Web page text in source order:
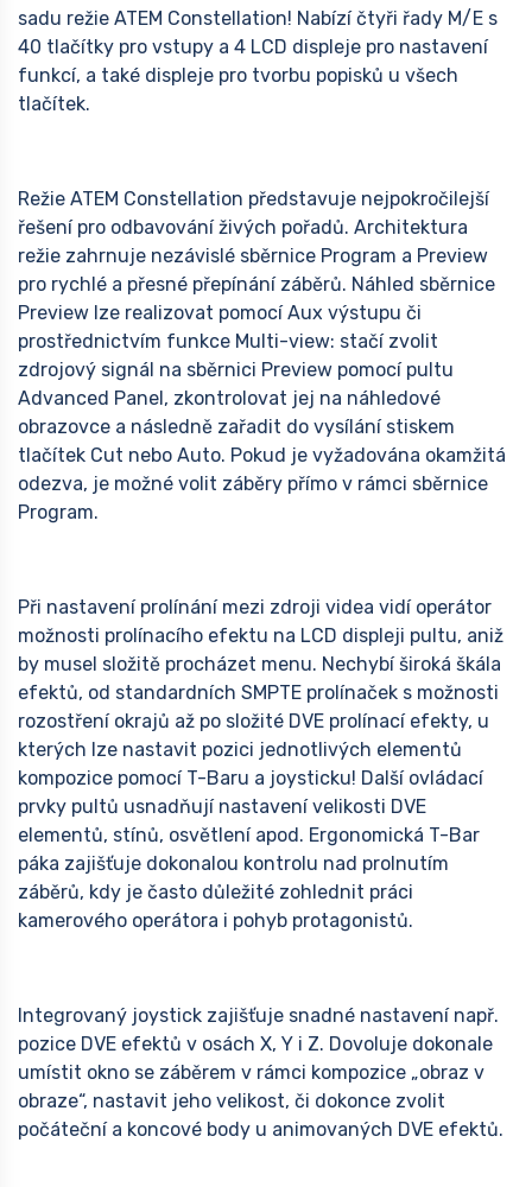
sadu režie ATEM Constellation! Nabízí čtyři řady M/E s
40 tlačítky pro vstupy a 4 LCD displeje pro nastavení
funkcí, a také displeje pro tvorbu popisků u všech
tlačítek.
Režie ATEM Constellation představuje nejpokročilejší
řešení pro odbavování živých pořadů. Architektura
režie zahrnuje nezávislé sběrnice Program a Preview
pro rychlé a přesné přepínání záběrů. Náhled sběrnice
Preview lze realizovat pomocí Aux výstupu či
prostřednictvím funkce Multi-view: stačí zvolit
zdrojový signál na sběrnici Preview pomocí pultu
Advanced Panel, zkontrolovat jej na náhledové
obrazovce a následně zařadit do vysílání stiskem
tlačítek Cut nebo Auto. Pokud je vyžadována okamžitá
odezva, je možné volit záběry přímo v rámci sběrnice
Program.
Při nastavení prolínání mezi zdroji videa vidí operátor
možnosti prolínacího efektu na LCD displeji pultu, aniž
by musel složitě procházet menu. Nechybí široká škála
efektů, od standardních SMPTE prolínaček s možnosti
rozostření okrajů až po složité DVE prolínací efekty, u
kterých lze nastavit pozici jednotlivých elementů
kompozice pomocí T-Baru a joysticku! Další ovládací
prvky pultů usnadňují nastavení velikosti DVE
elementů, stínů, osvětlení apod. Ergonomická T-Bar
páka zajišťuje dokonalou kontrolu nad prolnutím
záběrů, kdy je často důležité zohlednit práci
kamerového operátora i pohyb protagonistů.
Integrovaný joystick zajišťuje snadné nastavení např.
pozice DVE efektů v osách X, Y i Z. Dovoluje dokonale
umístit okno se záběrem v rámci kompozice „obraz v
obraze“, nastavit jeho velikost, či dokonce zvolit
počáteční a koncové body u animovaných DVE efektů.